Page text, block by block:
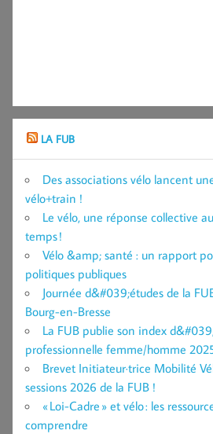
LA FUB
Des associations vélo lancent
vélo+train !
Le vélo, une réponse collective
temps !
Vélo &amp; santé : un rapport
politiques publiques
Journée d&#039;études de la
Bourg-en-Bresse
La FUB publie son index
professionnelle femme/homme
Brevet Initiateur·trice Mobilité
sessions 2026 de la FUB !
« Loi-Cadre » et vélo : les
comprendre